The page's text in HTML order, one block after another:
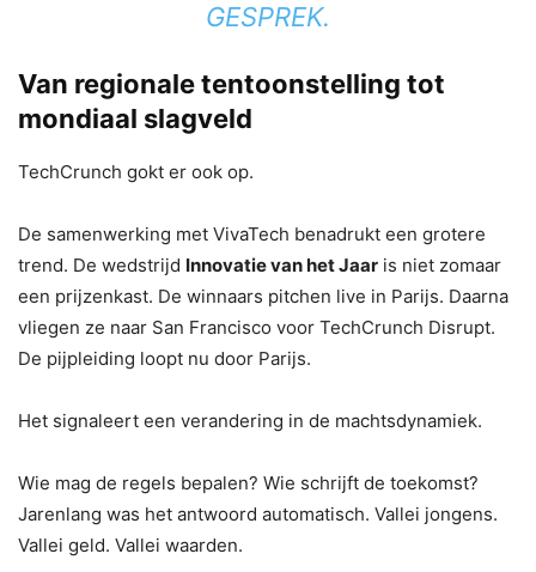
GESPREK.
Van regionale tentoonstelling tot
mondiaal slagveld
TechCrunch gokt er ook op.
De samenwerking met VivaTech benadrukt een grotere
trend. De wedstrijd Innovatie van het Jaar is niet zomaar
een prijzenkast. De winnaars pitchen live in Parijs. Daarna
vliegen ze naar San Francisco voor TechCrunch Disrupt.
De pijpleiding loopt nu door Parijs.
Het signaleert een verandering in de machtsdynamiek.
Wie mag de regels bepalen? Wie schrijft de toekomst?
Jarenlang was het antwoord automatisch. Vallei jongens.
Vallei geld. Vallei waarden.